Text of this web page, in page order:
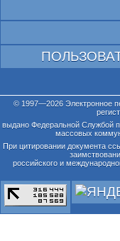
© 1997—2026 Электронное
выдано Федеральной Службой
массовых
При цитировании документа
российского и